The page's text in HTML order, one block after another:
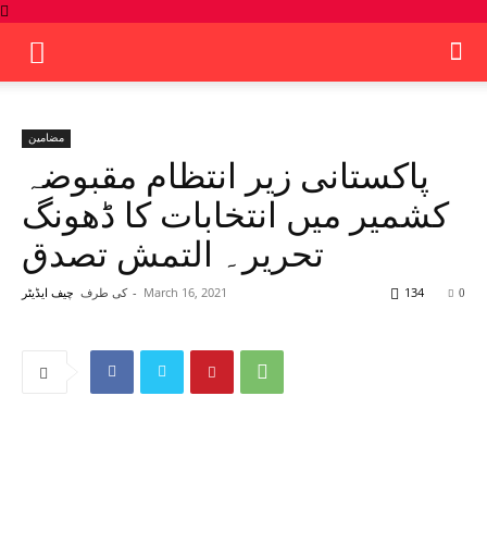
مضامین
پاکستانی زیر انتظام مقبوضہ
کشمیر میں انتخابات کا ڈھونگ
تحریر۔ التمش تصدق
کی طرف چیف ایڈیٹر - March 16, 2021 0
134